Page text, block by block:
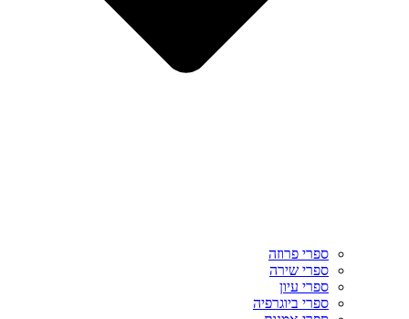
ספרי פרוזה
ספרי שירה
ספרי עיון
ספרי ביוגרפיה